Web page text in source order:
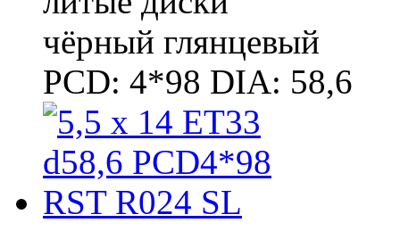
чёрный глянцевый
PCD: 4*98 DIA: 58,6